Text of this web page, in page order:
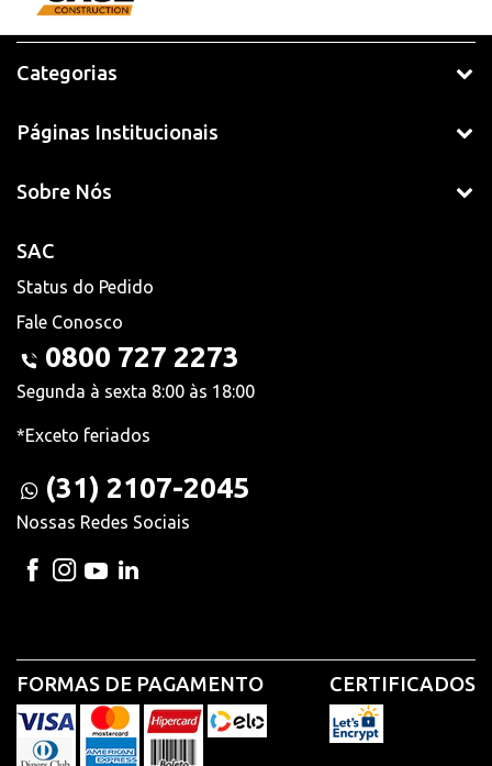
Categorias
Páginas Institucionais
Sobre Nós
SAC
Status do Pedido
Fale Conosco
0800 727 2273
Segunda à sexta 8:00 às 18:00
*Exceto feriados
(31) 2107-2045
Nossas Redes Sociais
FORMAS DE PAGAMENTO CERTIFICADOS